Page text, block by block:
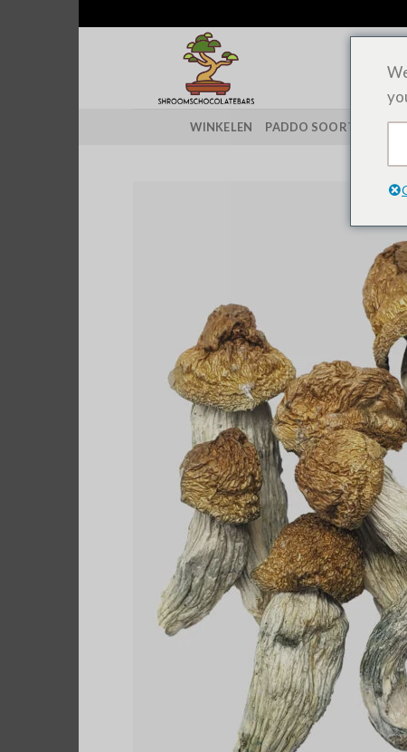
naar
WINKELEN PADDO SOORTEN